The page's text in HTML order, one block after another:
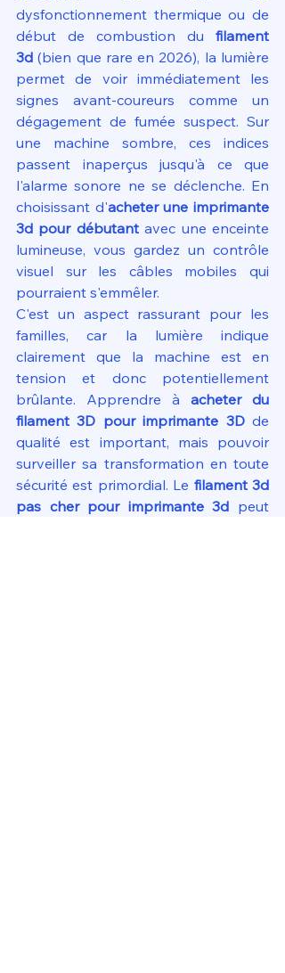
dysfonctionnement thermique ou de
début de combustion du filament
3d (bien que rare en 2026), la lumière
permet de voir immédiatement les
signes avant-coureurs comme un
dégagement de fumée suspect. Sur
une machine sombre, ces indices
passent inaperçus jusqu'à ce que
l'alarme sonore ne se déclenche. En
choisissant d'acheter une imprimante
3d pour débutant avec une enceinte
lumineuse, vous gardez un contrôle
visuel sur les câbles mobiles qui
pourraient s'emmêler.
C'est un aspect rassurant pour les
familles, car la lumière indique
clairement que la machine est en
tension et donc potentiellement
brûlante. Apprendre à acheter du
filament 3D pour imprimante 3D de
qualité est important, mais pouvoir
surveiller sa transformation en toute
sécurité est primordial. Le filament 3d
pas cher pour imprimante 3d peut